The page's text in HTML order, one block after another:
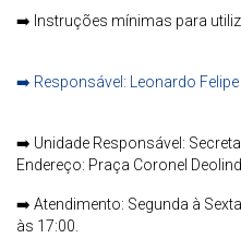
➡️ Instruções mínimas para
➡️ Responsável: Leonardo
➡️ Unidade Responsável:
Endereço: Praça
➡️ Atendimento: Segunda à
às 17:00.